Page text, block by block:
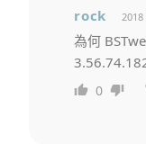
rock
為何
0